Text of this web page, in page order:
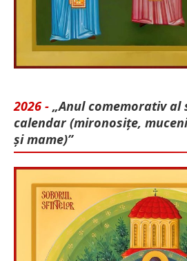
2026 - „Anul comemorativ
calendar (mironosițe,
și mame)”